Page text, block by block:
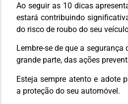
Ao seguir as 10 dicas
estará contribuindo
do risco de roubo do seu
Lembre-se de que a segurança
grande parte, das ações
Esteja sempre atento e adote
a proteção do seu automóvel.